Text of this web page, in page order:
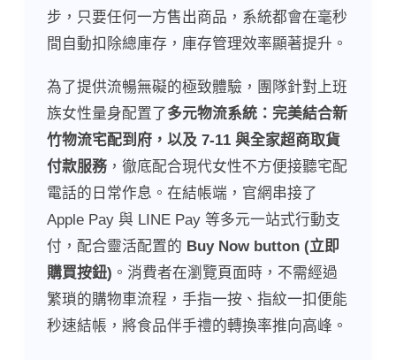
步，只要任何一方售出商品，系統都會在毫秒
間自動扣除總庫存，庫存管理效率顯著提升。
為了提供流暢無礙的極致體驗，團隊針對上班
族女性量身配置了多元物流系統：完美結合新
竹物流宅配到府，以及 7-11 與全家超商取貨
付款服務，徹底配合現代女性不方便接聽宅配
電話的日常作息。在結帳端，官網串接了
Apple Pay 與 LINE Pay 等多元一站式行動支
付，配合靈活配置的 Buy Now button (立即
購買按鈕) 。消費者在瀏覽頁面時，不需經過
繁瑣的購物車流程，手指一按、指紋一扣便能
秒速結帳，將食品伴手禮的轉換率推向高峰。